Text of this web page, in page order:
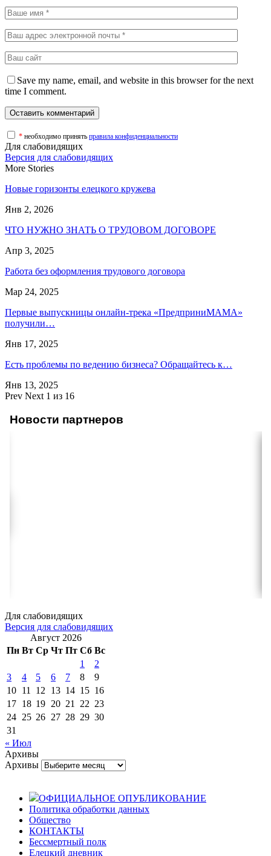
Save my name, email, and website in this browser for the next
time I comment.
* необходимо принять правила конфиденциальности
Для слабовидящих
Версия для слабовидящих
More Stories
Новые горизонты елецкого кружева
Янв 2, 2026
ЧТО НУЖНО ЗНАТЬ О ТРУДОВОМ ДОГОВОРЕ
Апр 3, 2025
Работа без оформления трудового договора
Мар 24, 2025
Первые выпускницы онлайн-трека «ПредприниМАМА»
получили…
Янв 17, 2025
Есть проблемы по ведению бизнеса? Обращайтесь к…
Янв 13, 2025
Prev Next 1 из 16
Новости партнеров
Для слабовидящих
Версия для слабовидящих
Август 2026
Пн Вт Ср Чт Пт Сб Вс
1
2
3
4 5 6 7 8
9
10 11 12 13 14 15 16
17 18 19 20 21 22 23
24 25 26 27 28 29 30
31
« Июл
Архивы
Архивы
ОФИЦИАЛЬНОЕ ОПУБЛИКОВАНИЕ
Политика обработки данных
Общество
КОНТАКТЫ
Бессмертный полк
Елецкий дневник